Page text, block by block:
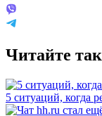
Читайте
5 ситуаций, когда